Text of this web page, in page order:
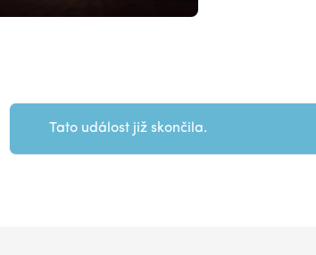
Tato událost již skončila.